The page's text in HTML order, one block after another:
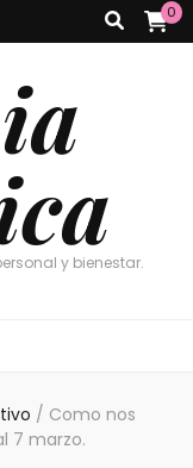
0
y bienestar.
/ Como nos
7 marzo.